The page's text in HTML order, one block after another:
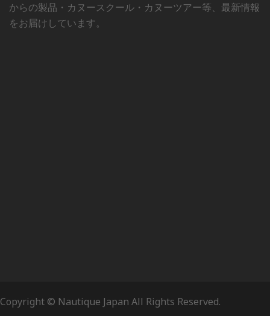
からの製品・カヌースクール・カヌーツアー等、最新情報
をお届けしています。
Copyright © Nautique Japan All Rights Reserved.